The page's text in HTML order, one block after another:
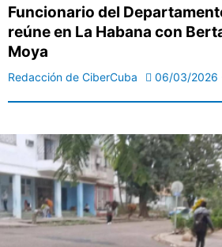
Funcionario del
reúne en La Habana con
Moya
Redacción de CiberCuba 06/03/2026